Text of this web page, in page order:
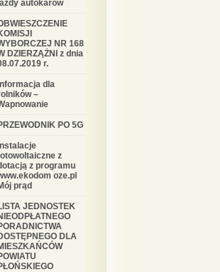
autokarów
NR 168
DZIERZĄŻNI z dnia
r.
Informacja dla
–
PO 5G
Instalacje
z
z programu
oze.pl
prąd
JEDNOSTEK
DLA